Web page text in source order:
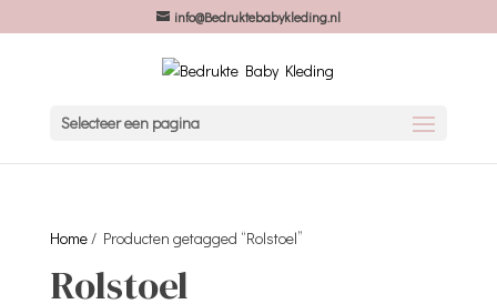
info@Bedruktebabykleding.nl
Selecteer een pagina
Home/ Producten getagged “Rolstoel”
Rolstoel